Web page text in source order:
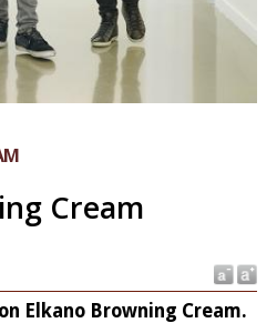
Cream
Elkano Browning Cream.